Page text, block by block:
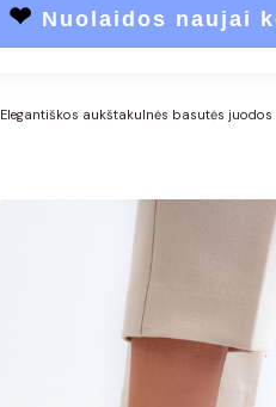
❤ Nuolaidos naujai
Elegantiškos aukštakulnės basutės juodos